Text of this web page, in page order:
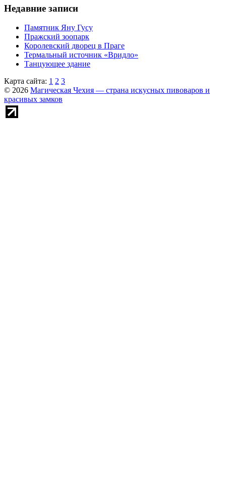
Недавние записи
Памятник Яну Гусу
Пражский зоопарк
Королевский дворец в Праге
Термальный источник «Вридло»
Танцующее здание
Карта сайта: 1 2 3
© 2026 Магическая Чехия — страна искусных пивоваров и
красивых замков